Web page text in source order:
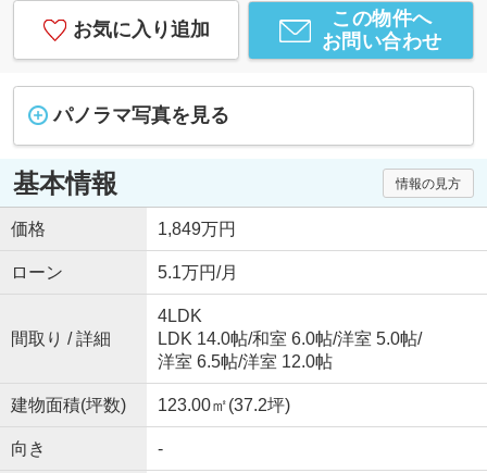
お気に入り追加
この物件へ
お問い合わせ
パノラマ写真を見る
基本情報 情報の見方
価格 1,849万円
ローン 5.1万円/月
間取り / 詳細
4LDK
LDK 14.0帖/和室 6.0帖/洋室 5.0帖/
洋室 6.5帖/洋室 12.0帖
建物面積(坪数) 123.00㎡(37.2坪)
向き -